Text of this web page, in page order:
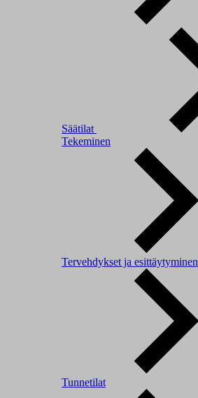
Säätilat
Tekeminen
Tervehdykset ja esittäytyminen
Tunnetilat